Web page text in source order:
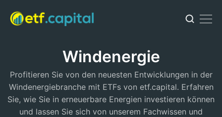
Windenergie
Profitieren Sie von den neuesten Entwicklungen in der
Windenergiebranche mit ETFs von etf.capital. Erfahren
Sie, wie Sie in erneuerbare Energien investieren können
und lassen Sie sich von unserem Fachwissen und